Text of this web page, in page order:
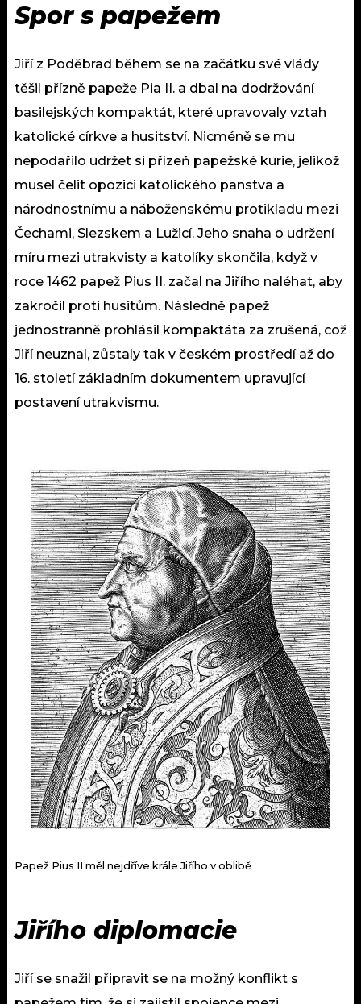
Spor s papežem
Jiří z Poděbrad během se na začátku své vlády
těšil přízně papeže Pia II. a dbal na dodržování
basilejských kompaktát, které upravovaly vztah
katolické církve a husitství. Nicméně se mu
nepodařilo udržet si přízeň papežské kurie, jelikož
musel čelit opozici katolického panstva a
národnostnímu a náboženskému protikladu mezi
Čechami, Slezskem a Lužicí. Jeho snaha o udržení
míru mezi utrakvisty a katolíky skončila, když v
roce 1462 papež Pius II. začal na Jiřího naléhat, aby
zakročil proti husitům. Následně papež
jednostranně prohlásil kompaktáta za zrušená, což
Jiří neuznal, zůstaly tak v českém prostředí až do
16. století základním dokumentem upravující
postavení utrakvismu.
Papež Pius II měl nejdříve krále Jiřího v oblibě
Jiřího diplomacie
Jiří se snažil připravit se na možný konflikt s